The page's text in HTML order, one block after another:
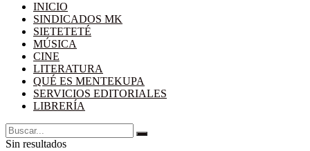
INICIO
SINDICADOS MK
SIETETETÉ
MÚSICA
CINE
LITERATURA
QUÉ ES MENTEKUPA
SERVICIOS EDITORIALES
LIBRERÍA
Sin resultados